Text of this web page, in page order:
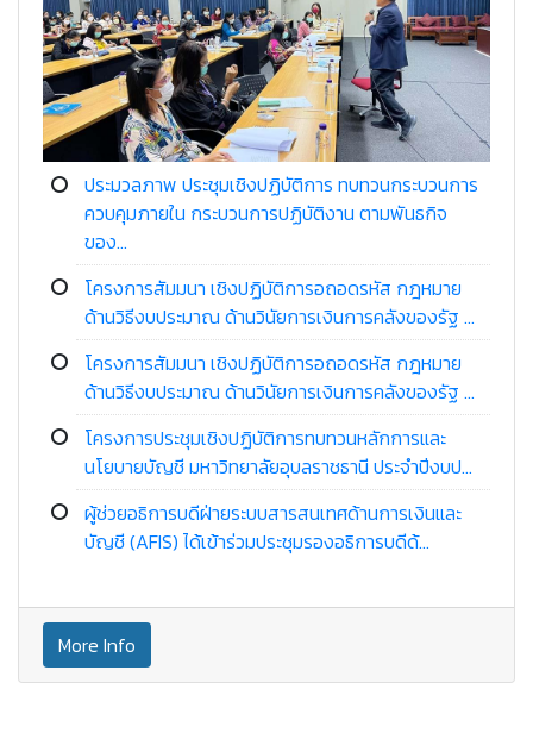
ประมวลภาพ ประชุมเชิงปฏิบัติการ ทบทวนกระบวนการ
ควบคุมภายใน กระบวนการปฏิบัติงาน ตามพันธกิจ
ของ...
โครงการสัมมนา เชิงปฏิบัติการอถอดรหัส กฎหมาย
ด้านวิธีงบประมาณ ด้านวินัยการเงินการคลังของรัฐ ...
โครงการสัมมนา เชิงปฏิบัติการอถอดรหัส กฎหมาย
ด้านวิธีงบประมาณ ด้านวินัยการเงินการคลังของรัฐ ...
โครงการประชุมเชิงปฏิบัติการทบทวนหลักการและ
นโยบายบัญชี มหาวิทยาลัยอุบลราชธานี ประจำปีงบป...
ผู้ช่วยอธิการบดีฝ่ายระบบสารสนเทศด้านการเงินและ
บัญชี (AFIS) ได้เข้าร่วมประชุมรองอธิการบดีด้...
More Info